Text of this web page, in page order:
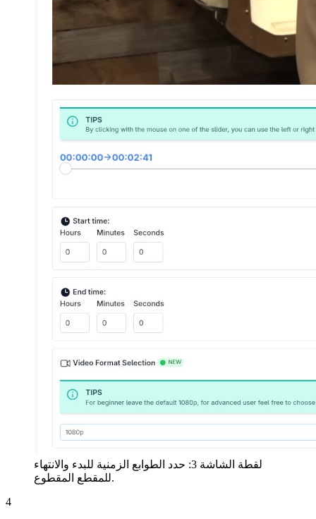
لقطة الشاشة 3: حدد الطوابع الزمنية للبدء والانتهاء
للمقطع المقطوع.
4